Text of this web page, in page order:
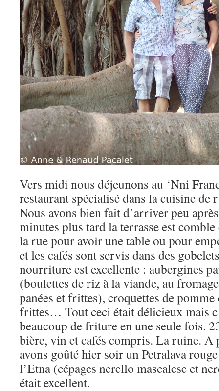
Vers midi nous déjeunons au ‘Nni
restaurant spécialisé dans la cuisine de
Nous avons bien fait d’arriver peu
minutes plus tard la terrasse est
la rue pour avoir une table ou pour
et les cafés sont servis dans des
nourriture est excellente : aubergines
(boulettes de riz à la viande, au
panées et frittes), croquettes de
frittes… Tout ceci était délicieux mais
beaucoup de friture en une seule fois.
bière, vin et cafés compris. La ruine. A
avons goûté hier soir un Petralava
l’Etna (cépages nerello mascalese et
était excellent.